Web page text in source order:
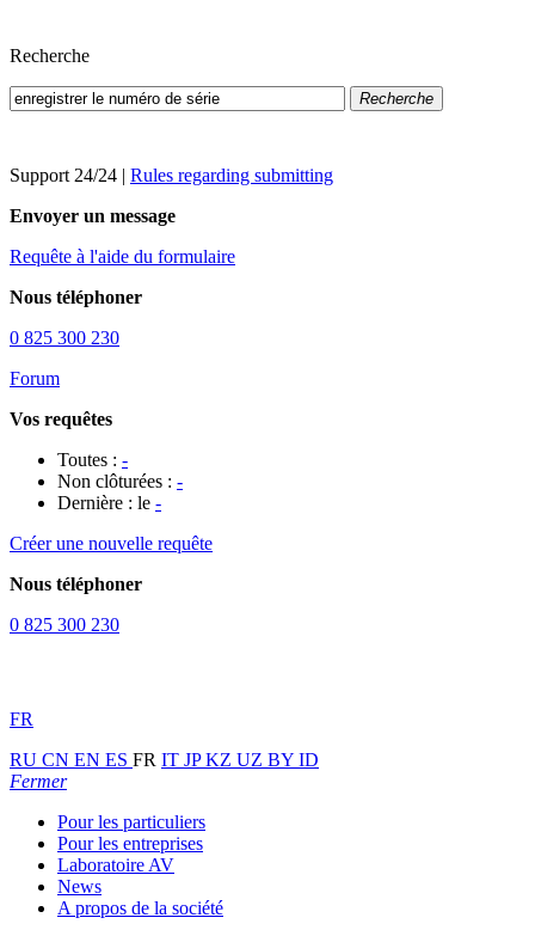
Recherche
Recherche
Support 24/24 | Rules regarding submitting
Envoyer un message
Requête à l'aide du formulaire
Nous téléphoner
0 825 300 230
Forum
Vos requêtes
Toutes : -
Non clôturées : -
Dernière : le -
Créer une nouvelle requête
Nous téléphoner
0 825 300 230
FR
RU CN EN ES FR IT JPKZ UZ BY ID
Fermer
Pour les particuliers
Pour les entreprises
Laboratoire AV
News
A propos de la société